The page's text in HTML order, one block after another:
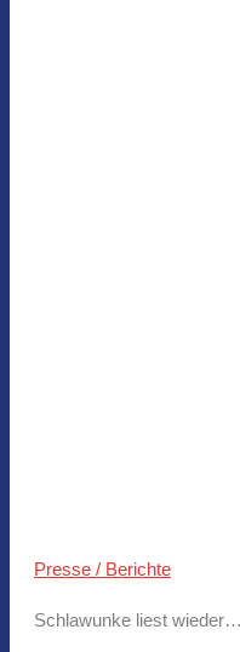
Presse / Berichte
Schlawunke liest